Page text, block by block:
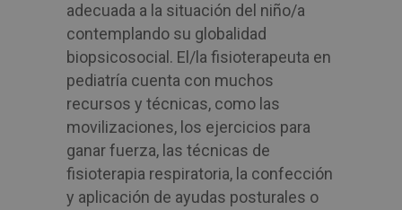
adecuada a la situación del niño/a
contemplando su globalidad
biopsicosocial. El/la fisioterapeuta en
pediatría cuenta con muchos
recursos y técnicas, como las
movilizaciones, los ejercicios para
ganar fuerza, las técnicas de
fisioterapia respiratoria, la confección
y aplicación de ayudas posturales o